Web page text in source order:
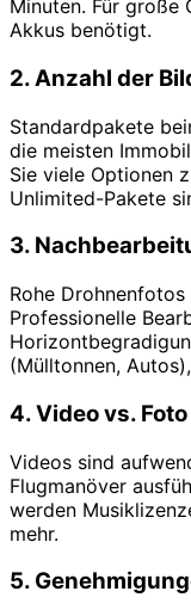
Minuten. Für große
Akkus benötigt.
2. Anzahl der
Standardpakete
die meisten
Sie viele Optionen
Unlimited-Pakete
3.
Rohe
Professionelle
(Mülltonnen,
4. Video vs. Foto
Videos sind
Flugmanöver
werden
mehr.
5.